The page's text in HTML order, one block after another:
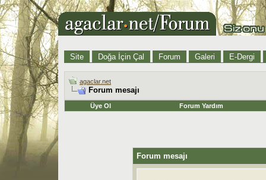
Site Doğa İçin Çal Forum Galeri E-Dergi
agaclar.net
Forum mesajı
Üye Ol Forum Yardım
Forum mesajı